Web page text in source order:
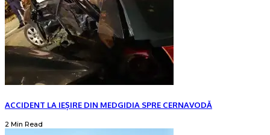
ACCIDENT LA IEȘIRE DIN MEDGIDIA SPRE CERNAVODĂ
2 Min Read